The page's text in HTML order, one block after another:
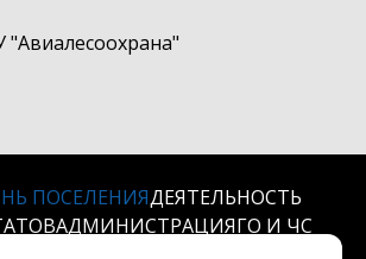
"Авиалесоохрана"
ПОСЕЛЕНИЯДЕЯТЕЛЬНОСТЬ
АДМИНИСТРАЦИЯГО И ЧС